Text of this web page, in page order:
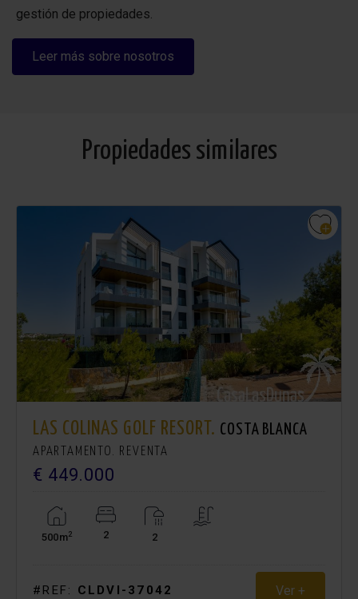
gestión de propiedades.
Leer más sobre nosotros
Propiedades similares
LAS COLINAS GOLF RESORT. COSTA BLANCA
APARTAMENTO. REVENTA
€ 449.000
500m2 2 2
#REF: CLDVI-37042 Ver +